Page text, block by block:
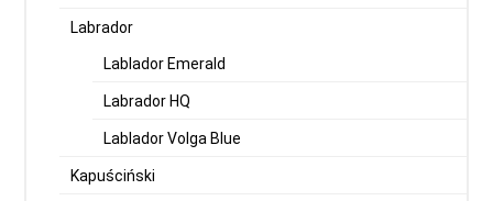
Labrador
Lablador Emerald
Labrador HQ
Lablador Volga Blue
Kapuściński